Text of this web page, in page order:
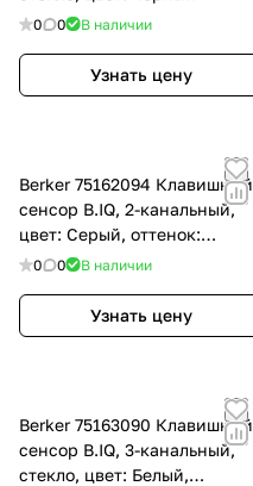
0 0 В наличии
Узнать цену
Berker 75162094 Клавишный
сенсор B.IQ, 2-канальный,
цвет: Серый, оттенок:
Анодный алюминий
0 0 В наличии
Узнать цену
Berker 75163090 Клавишный
сенсор B.IQ, 3-канальный,
стекло, цвет: Белый,